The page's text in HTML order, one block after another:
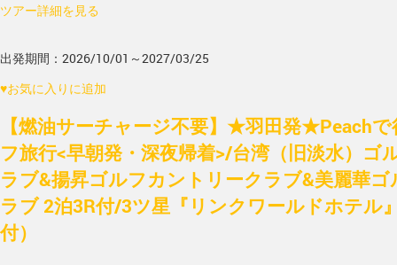
ツアー詳細を見る
出発期間：2026/10/01～2027/03/25
♥お気に入りに追加
【燃油サーチャージ不要】★羽田発★Peach
フ旅行<早朝発・深夜帰着>/台湾（旧淡水）ゴ
ラブ&揚昇ゴルフカントリークラブ&美麗華
ラブ 2泊3R付/3ツ星『リンクワールドホテル
付）